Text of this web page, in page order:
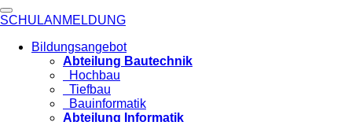
SCHULANMELDUNG
Bildungsangebot
Abteilung Bautechnik
Hochbau
Tiefbau
Bauinformatik
Abteilung Informatik